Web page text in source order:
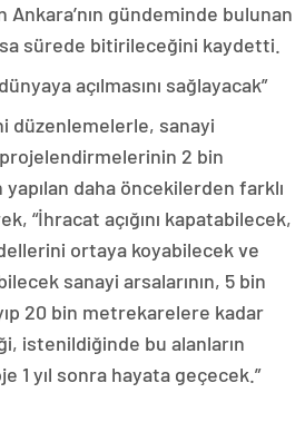
Ankara’nın gündeminde bulunan
sürede bitirileceğini kaydetti.
açılmasını sağlayacak”
düzenlemelerle, sanayi
2 bin
daha öncekilerden farklı
“İhracat açığını kapatabilecek,
ortaya koyabilecek ve
sanayi arsalarının, 5 bin
20 bin metrekarelere kadar
istenildiğinde bu alanların
1 yıl sonra hayata geçecek.”